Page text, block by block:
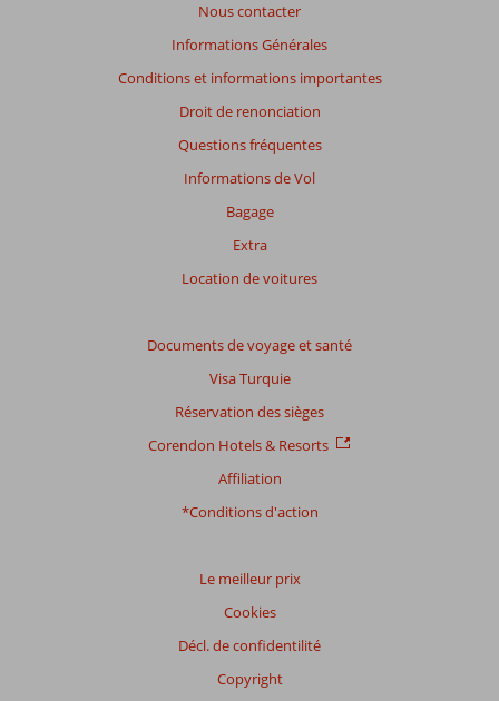
Nous contacter
Informations Générales
Conditions et informations importantes
Droit de renonciation
Questions fréquentes
Informations de Vol
Bagage
Extra
Location de voitures
Documents de voyage et santé
Visa Turquie
Réservation des sièges
Corendon Hotels & Resorts
Affiliation
*Conditions d'action
Le meilleur prix
Cookies
Décl. de confidentilité
Copyright